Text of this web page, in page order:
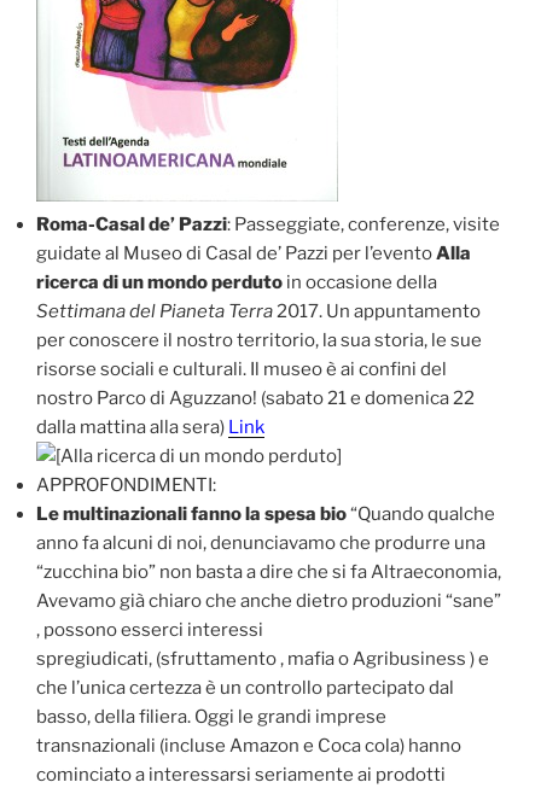
Roma-Casal de’ Pazzi: Passeggiate, conferenze, visite
guidate al Museo di Casal de’ Pazzi per l’eventoAlla
ricerca di un mondo perduto in occasione della
Settimana del Pianeta Terra2017. Un appuntamento
per conoscere il nostro territorio, la sua storia, le sue
risorse sociali e culturali. Il museo è ai confini del
nostro Parco di Aguzzano! (sabato 21 e domenica 22
dalla mattina alla sera) Link
APPROFONDIMENTI:
Le multinazionali fanno la spesa bio“Quando qualche
anno fa alcuni di noi, denunciavamo che produrre una
“zucchina bio” non basta a dire che si fa Altraeconomia,
Avevamo già chiaro che anche dietro produzioni “sane”
, possono esserci interessi
spregiudicati, (sfruttamento , mafia o Agribusiness ) e
che l’unica certezza è un controllo partecipato dal
basso, della filiera. Oggi le grandi imprese
transnazionali (incluse Amazon e Coca cola) hanno
cominciato a interessarsi seriamente ai prodotti